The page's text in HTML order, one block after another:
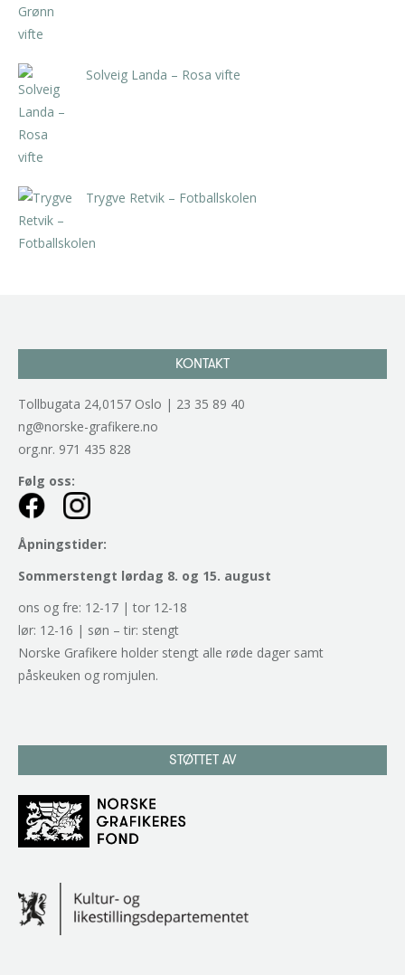
Solveig Landa – Rosa vifte
Trygve Retvik – Fotballskolen
KONTAKT
Tollbugata 24,0157 Oslo | 23 35 89 40
ng@norske-grafikere.no
org.nr. 971 435 828
Følg oss:
Åpningstider:
Sommerstengt lørdag 8. og 15. august
ons og fre: 12-17 | tor 12-18
lør: 12-16 | søn – tir: stengt
Norske Grafikere holder stengt alle røde dager samt
påskeuken og romjulen.
STØTTET AV